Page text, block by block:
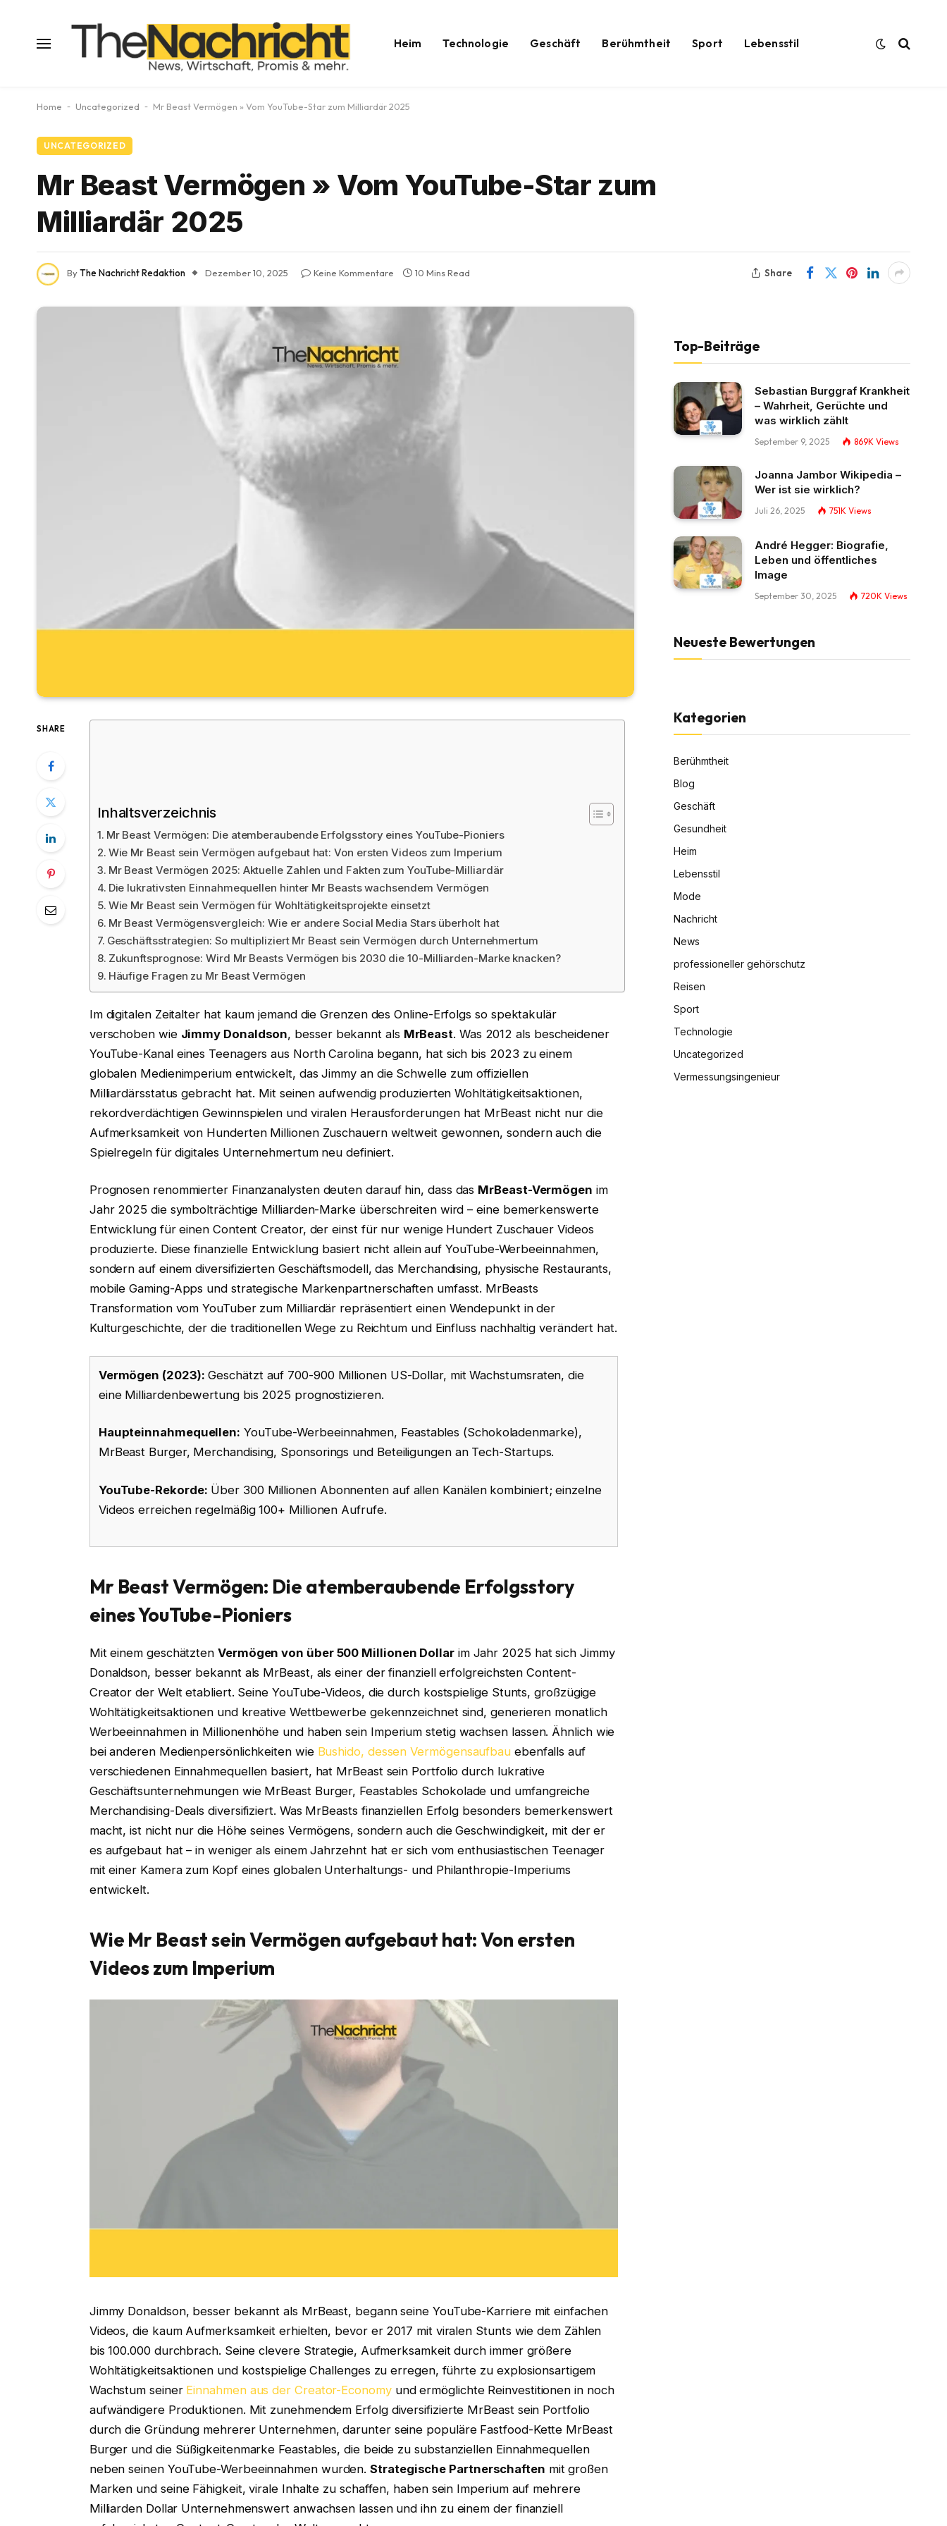
Heim Technologie Geschäft Berühmtheit Sport Lebensstil
Home - Uncategorized - Mr Beast Vermögen » Vom YouTube-Star zum Milliardär 2025
UNCATEGORIZED
Mr Beast Vermögen » Vom YouTube-Star zum
Milliardär 2025
ByThe Nachricht Redaktion Dezember 10, 2025 Keine Kommentare 10 Mins Read Share
SHARE
Inhaltsverzeichnis
Mr Beast Vermögen: Die atemberaubende Erfolgsstory eines YouTube-Pioniers
Wie Mr Beast sein Vermögen aufgebaut hat: Von ersten Videos zum Imperium
Mr Beast Vermögen 2025: Aktuelle Zahlen und Fakten zum YouTube-Milliardär
Die lukrativsten Einnahmequellen hinter Mr Beasts wachsendem Vermögen
Wie Mr Beast sein Vermögen für Wohltätigkeitsprojekte einsetzt
Mr Beast Vermögensvergleich: Wie er andere Social Media Stars überholt hat
Geschäftsstrategien: So multipliziert Mr Beast sein Vermögen durch Unternehmertum
Zukunftsprognose: Wird Mr Beasts Vermögen bis 2030 die 10-Milliarden-Marke knacken?
Häufige Fragen zu Mr Beast Vermögen
Im digitalen Zeitalter hat kaum jemand die Grenzen des Online-Erfolgs so spektakulär
verschoben wie Jimmy Donaldson, besser bekannt als MrBeast. Was 2012 als bescheidener
YouTube-Kanal eines Teenagers aus North Carolina begann, hat sich bis 2023 zu einem
globalen Medienimperium entwickelt, das Jimmy an die Schwelle zum offiziellen
Milliardärsstatus gebracht hat. Mit seinen aufwendig produzierten Wohltätigkeitsaktionen,
rekordverdächtigen Gewinnspielen und viralen Herausforderungen hat MrBeast nicht nur die
Aufmerksamkeit von Hunderten Millionen Zuschauern weltweit gewonnen, sondern auch die
Spielregeln für digitales Unternehmertum neu definiert.
Prognosen renommierter Finanzanalysten deuten darauf hin, dass das MrBeast-Vermögen im
Jahr 2025 die symbolträchtige Milliarden-Marke überschreiten wird – eine bemerkenswerte
Entwicklung für einen Content Creator, der einst für nur wenige Hundert Zuschauer Videos
produzierte. Diese finanzielle Entwicklung basiert nicht allein auf YouTube-Werbeeinnahmen,
sondern auf einem diversifizierten Geschäftsmodell, das Merchandising, physische Restaurants,
mobile Gaming-Apps und strategische Markenpartnerschaften umfasst. MrBeasts
Transformation vom YouTuber zum Milliardär repräsentiert einen Wendepunkt in der
Kulturgeschichte, der die traditionellen Wege zu Reichtum und Einfluss nachhaltig verändert hat.
Vermögen (2023): Geschätzt auf 700-900 Millionen US-Dollar, mit Wachstumsraten, die
eine Milliardenbewertung bis 2025 prognostizieren.
Haupteinnahmequellen: YouTube-Werbeeinnahmen, Feastables (Schokoladenmarke),
MrBeast Burger, Merchandising, Sponsorings und Beteiligungen an Tech-Startups.
YouTube-Rekorde: Über 300 Millionen Abonnenten auf allen Kanälen kombiniert; einzelne
Videos erreichen regelmäßig 100+ Millionen Aufrufe.
Mr Beast Vermögen: Die atemberaubende Erfolgsstory
eines YouTube-Pioniers
Mit einem geschätzten Vermögen von über 500 Millionen Dollarim Jahr 2025 hat sich Jimmy
Donaldson, besser bekannt als MrBeast, als einer der finanziell erfolgreichsten Content-
Creator der Welt etabliert. Seine YouTube-Videos, die durch kostspielige Stunts, großzügige
Wohltätigkeitsaktionen und kreative Wettbewerbe gekennzeichnet sind, generieren monatlich
Werbeeinnahmen in Millionenhöhe und haben sein Imperium stetig wachsen lassen. Ähnlich wie
bei anderen Medienpersönlichkeiten wie Bushido, dessen Vermögensaufbau ebenfalls auf
verschiedenen Einnahmequellen basiert, hat MrBeast sein Portfolio durch lukrative
Geschäftsunternehmungen wie MrBeast Burger, Feastables Schokolade und umfangreiche
Merchandising-Deals diversifiziert. Was MrBeasts finanziellen Erfolg besonders bemerkenswert
macht, ist nicht nur die Höhe seines Vermögens, sondern auch die Geschwindigkeit, mit der er
es aufgebaut hat – in weniger als einem Jahrzehnt hat er sich vom enthusiastischen Teenager
mit einer Kamera zum Kopf eines globalen Unterhaltungs- und Philanthropie-Imperiums
entwickelt.
Wie Mr Beast sein Vermögen aufgebaut hat: Von ersten
Videos zum Imperium
Jimmy Donaldson, besser bekannt als MrBeast, begann seine YouTube-Karriere mit einfachen
Videos, die kaum Aufmerksamkeit erhielten, bevor er 2017 mit viralen Stunts wie dem Zählen
bis 100.000 durchbrach. Seine clevere Strategie, Aufmerksamkeit durch immer größere
Wohltätigkeitsaktionen und kostspielige Challenges zu erregen, führte zu explosionsartigem
Wachstum seiner Einnahmen aus der Creator-Economyund ermöglichte Reinvestitionen in noch
aufwändigere Produktionen. Mit zunehmendem Erfolg diversifizierte MrBeast sein Portfolio
durch die Gründung mehrerer Unternehmen, darunter seine populäre Fastfood-Kette MrBeast
Burger und die Süßigkeitenmarke Feastables, die beide zu substanziellen Einnahmequellen
neben seinen YouTube-Werbeeinnahmen wurden.Strategische Partnerschaften mit großen
Marken und seine Fähigkeit, virale Inhalte zu schaffen, haben sein Imperium auf mehrere
Milliarden Dollar Unternehmenswert anwachsen lassen und ihn zu einem der finanziell
Top-Beiträge
Sebastian Burggraf Krankheit
– Wahrheit, Gerüchte und
was wirklich zählt
September 9, 2025 869K Views
Joanna Jambor Wikipedia –
Wer ist sie wirklich?
Juli 26, 2025 751K Views
André Hegger: Biografie,
Leben und öffentliches
Image
September 30, 2025 720K Views
Neueste Bewertungen
Kategorien
Berühmtheit
Blog
Geschäft
Gesundheit
Heim
Lebensstil
Mode
Nachricht
News
professioneller gehörschutz
Reisen
Sport
Technologie
Uncategorized
Vermessungsingenieur